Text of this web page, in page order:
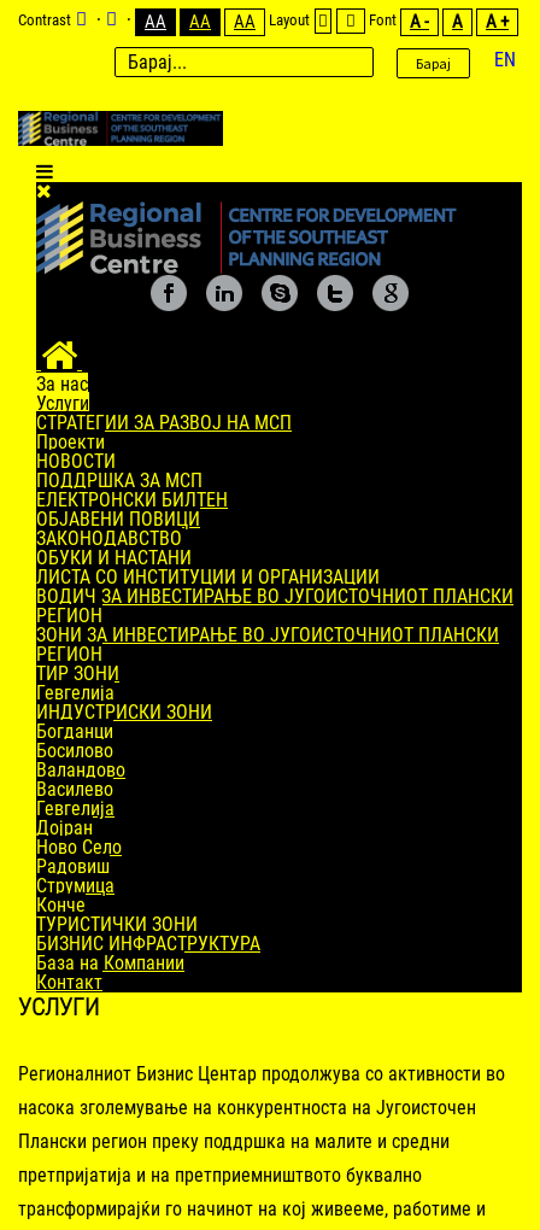
Contrast AA AA AA Layout Font A - A A +
EN
Барај
За нас
Услуги
СТРАТЕГИИ ЗА РАЗВОЈ НА МСП
Проекти
НОВОСТИ
ПОДДРШКА ЗА МСП
ЕЛЕКТРОНСКИ БИЛТЕН
ОБЈАВЕНИ ПОВИЦИ
ЗАКОНОДАВСТВО
ОБУКИ И НАСТАНИ
ЛИСТА СО ИНСТИТУЦИИ И ОРГАНИЗАЦИИ
ВОДИЧ ЗА ИНВЕСТИРАЊЕ ВО ЈУГОИСТОЧНИОТ ПЛАНСКИ
РЕГИОН
ЗОНИ ЗА ИНВЕСТИРАЊЕ ВО ЈУГОИСТОЧНИОТ ПЛАНСКИ
РЕГИОН
ТИР ЗОНИ
Гевгелија
ИНДУСТРИСКИ ЗОНИ
Богданци
Босилово
Валандово
Василево
Гевгелија
Дојран
Ново Село
Радовиш
Струмица
Конче
ТУРИСТИЧКИ ЗОНИ
БИЗНИС ИНФРАСТРУКТУРА
База на Компании
Контакт
УСЛУГИ
Регионалниот Бизнис Центар продолжува со активности во
насока зголемување на конкурентноста на Југоисточен
Плански регион преку поддршка на малите и средни
претпријатија и на претприемништвото буквално
трансформирајќи го начинот на кој живееме, работиме и